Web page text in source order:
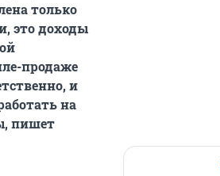
только
это доходы
продаже
и
на
пишет